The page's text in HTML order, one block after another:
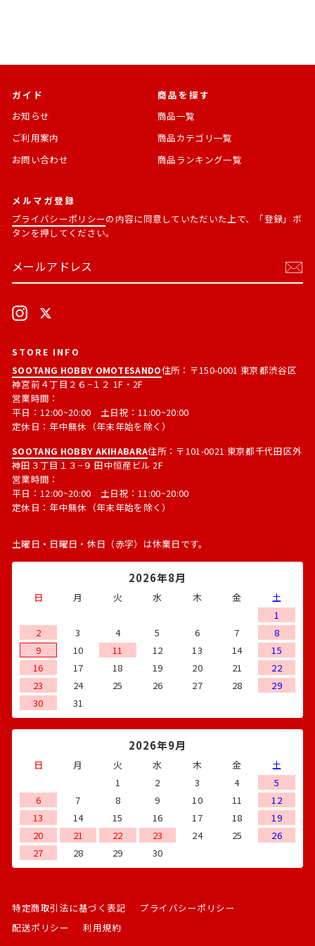
ガイド
お知らせ
ご利用案内
お問い合わせ
商品を探す
商品一覧
商品カテゴリ一覧
商品ランキング一覧
メルマガ登録
プライバシーポリシーの内容に同意していただいた上で、「登録」ボ
タンを押してください。
ー
レ
ス
読
Instagram
STORE INFO
SOOTANG HOBBY OMOTESANDO住所：〒150-0001 東京都渋谷区
神宮前４丁目２６−１２ 1F・2F
営業時間：
平日：12:00~20:00 土日祝：11:00~20:00
定休日：年中無休（年末年始を除く）
SOOTANG HOBBY AKIHABARA住所：〒101-0021 東京都千代田区外
神田３丁目１３−９ 田中恒産ビル 2F
営業時間：
平日：12:00~20:00 土日祝：11:00~20:00
定休日：年中無休（年末年始を除く）
土曜日・日曜日・休日（赤字）は休業日です。
2026年8月
日 月 火 水 木 金
土
1
2
3 4 5 6 7
8
9
10 11 12 13 14
15
16
17 18 19 20 21
22
23
24 25 26 27 28
29
30
31
2026年9月
日 月 火 水 木 金
土
1
2 3 4
5
6
7 8 9 10 11
12
13
14 15 16 17 18
19
20
21 22 23 24 25
26
27
28 29 30
特定商取引法に基づく表記
プライバシーポリシー
配送ポリシー
利用規約